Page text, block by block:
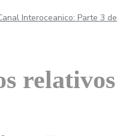
Interoceanico: Parte 3 de
relativos